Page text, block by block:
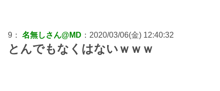
9： 名無しさん@MD ：2020/03/06(金) 12:40:32
とんでもなくはないｗｗｗ